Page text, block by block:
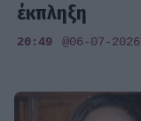
έκπληξη
20:49 @06-07-2026